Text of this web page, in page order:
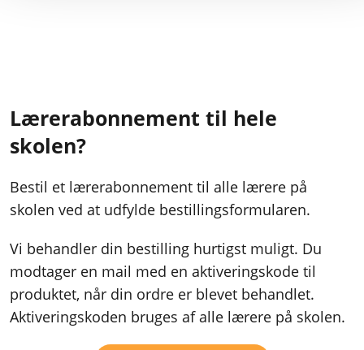
Lærerabonnement til hele
skolen?
Bestil et lærerabonnement til alle lærere på
skolen ved at udfylde bestillingsformularen.
Vi behandler din bestilling hurtigst muligt. Du
modtager en mail med en aktiveringskode til
produktet, når din ordre er blevet behandlet.
Aktiveringskoden bruges af alle lærere på skolen.